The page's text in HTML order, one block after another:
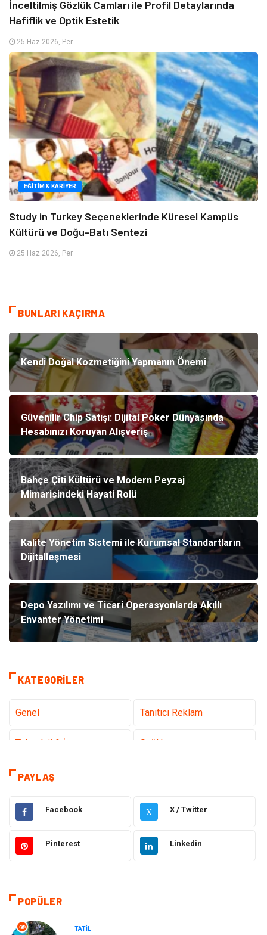
İnceltilmiş Gözlük Camları ile Profil Detaylarında
Hafiflik ve Optik Estetik
25 Haz 2026, Per
EĞITIM & KARIYER
Study in Turkey Seçeneklerinde Küresel Kampüs
Kültürü ve Doğu-Batı Sentezi
25 Haz 2026, Per
BUNLARI KAÇIRMA
Kendi Doğal Kozmetiğini Yapmanın Önemi
Güvenilir Chip Satışı: Dijital Poker Dünyasında
Hesabınızı Koruyan Alışveriş
Bahçe Çiti Kültürü ve Modern Peyzaj
Mimarisindeki Hayati Rolü
Kalite Yönetim Sistemi ile Kurumsal Standartların
Dijitalleşmesi
Depo Yazılımı ve Ticari Operasyonlarda Akıllı
Envanter Yönetimi
KATEGORILER
Genel Tanıtıcı Reklam
Teknoloji & İnternet Sağlık
Eğitim & Kariyer
Hukuk Moda
Gündem Elektronik
Dekorasyon
Tatil
PAYLAŞ
Facebook X X / Twitter
Pinterest Linkedin
POPÜLER
TATIL